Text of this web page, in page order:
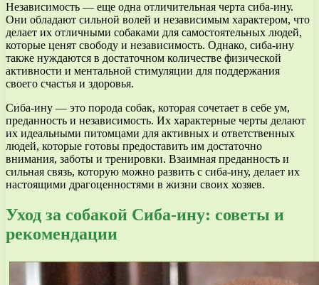
Независимость — еще одна отличительная черта сиба-ину.
Они обладают сильной волей и независимым характером, что
делает их отличными собаками для самостоятельных людей,
которые ценят свободу и независимость. Однако, сиба-ину
также нуждаются в достаточном количестве физической
активности и ментальной стимуляции для поддержания
своего счастья и здоровья.
Сиба-ину — это порода собак, которая сочетает в себе ум,
преданность и независимость. Их характерные черты делают
их идеальными питомцами для активных и ответственных
людей, которые готовы предоставить им достаточно
внимания, заботы и тренировки. Взаимная преданность и
сильная связь, которую можно развить с сиба-ину, делает их
настоящими драгоценностями в жизни своих хозяев.
Уход за собакой Сиба-ину: советы и
рекомендации